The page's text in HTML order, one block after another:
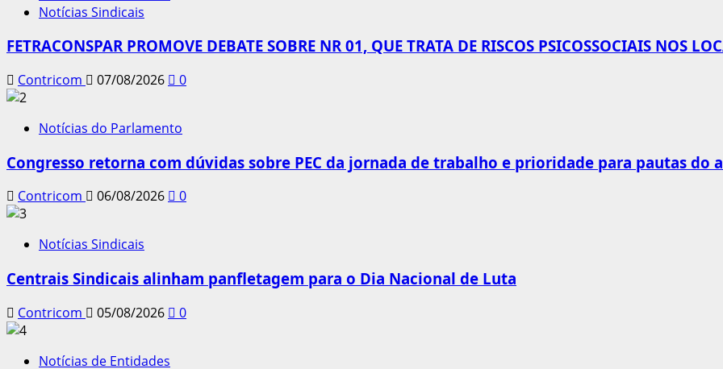
Notícias Sindicais
FETRACONSPAR PROMOVE DEBATE SOBRE NR 01, QUE TRATA DE RISCOS PSICOSSOCIAIS NOS
Contricom 07/08/2026 0
Notícias do Parlamento
Congresso retorna com dúvidas sobre PEC da jornada de trabalho e prioridade para pautas do
Contricom 06/08/2026 0
Notícias Sindicais
Centrais Sindicais alinham panfletagem para o Dia Nacional de Luta
Contricom 05/08/2026 0
Notícias de Entidades